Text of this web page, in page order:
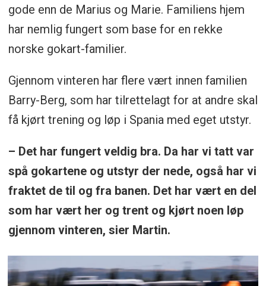
gode enn de Marius og Marie. Familiens hjem
har nemlig fungert som base for en rekke
norske gokart-familier.
Gjennom vinteren har flere vært innen familien
Barry-Berg, som har tilrettelagt for at andre skal
få kjørt trening og løp i Spania med eget utstyr.
– Det har fungert veldig bra. Da har vi tatt var
spå gokartene og utstyr der nede, også har vi
fraktet de til og fra banen. Det har vært en del
som har vært her og trent og kjørt noen løp
gjennom vinteren, sier Martin.